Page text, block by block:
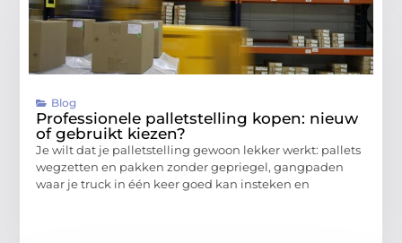
Blog
Professionele palletstelling kopen: nieuw
of gebruikt kiezen?
Je wilt dat je palletstelling gewoon lekker werkt: pallets
wegzetten en pakken zonder gepriegel, gangpaden
waar je truck in één keer goed kan insteken en